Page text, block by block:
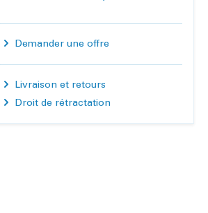
Demander une offre
Livraison et retours
Droit de rétractation